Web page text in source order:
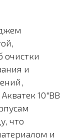
и
10"BB
что
и